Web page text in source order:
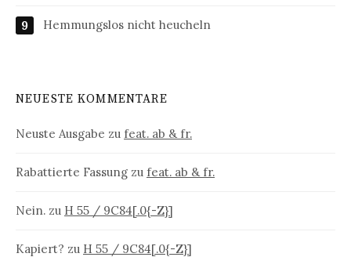
Hemmungslos nicht heucheln
NEUESTE KOMMENTARE
Neuste Ausgabe zu feat. ab & fr.
Rabattierte Fassung zu feat. ab & fr.
Nein. zu H 55 / 9C84[.0{-Z}]
Kapiert? zu H 55 / 9C84[.0{-Z}]